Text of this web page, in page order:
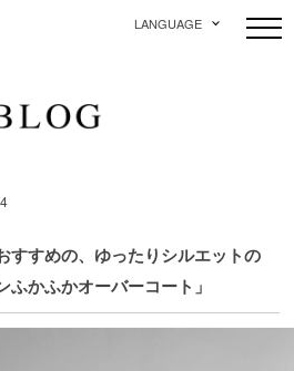
LANGUAGE
すすめの、ゆったりシルエットの
ふかふかオーバーコート」